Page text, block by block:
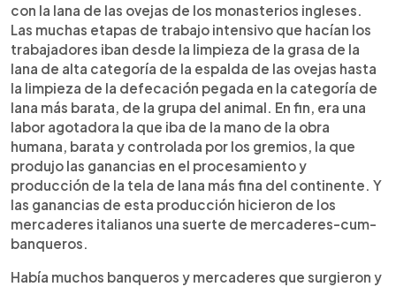
con la lana de las ovejas de los monasterios ingleses.
Las muchas etapas de trabajo intensivo que hacían los
trabajadores iban desde la limpieza de la grasa de la
lana de alta categoría de la espalda de las ovejas hasta
la limpieza de la defecación pegada en la categoría de
lana más barata, de la grupa del animal. En fin, era una
labor agotadora la que iba de la mano de la obra
humana, barata y controlada por los gremios, la que
produjo las ganancias en el procesamiento y
producción de la tela de lana más fina del continente. Y
las ganancias de esta producción hicieron de los
mercaderes italianos una suerte de mercaderes-cum-
banqueros.
Había muchos banqueros y mercaderes que surgieron y